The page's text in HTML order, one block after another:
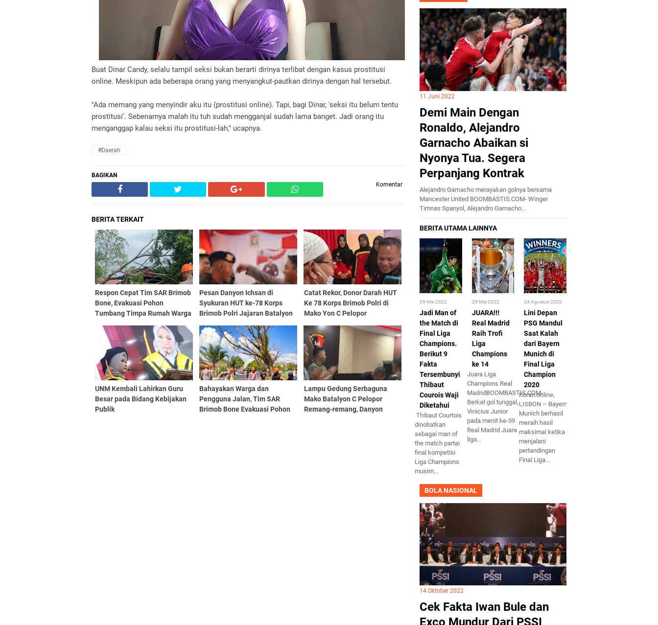
Buat Dinar Candy, selalu tampil seksi bukan berarti dirinya terlibat dengan kasus prostitusi
online. Meskipun ada beberapa orang yang menyangkut-pautkan dirinya dengan hal tersebut.
"Ada memang yang menyindir aku itu (prostitusi online). Tapi, bagi Dinar, 'seksi itu belum tentu
prostitusi'. Sebenarnya malah itu tuh sudah mengganjal sudah lama banget. Jadi orang itu
menganggap kalau seksi itu prostitusi-lah," ucapnya.
#Daerah
BAGIKAN
Komentar
BERITA TERKAIT
Respon Cepat Tim SAR Brimob
Bone, Evakuasi Pohon
Tumbang Timpa Rumah Warga
Pesan Danyon Ichsan di
Syukuran HUT ke-78 Korps
Brimob Polri Jajaran Batalyon
Catat Rekor, Donor Darah HUT
Ke 78 Korps Brimob Polri di
Mako Yon C Pelopor
UNM Kembali Lahirkan Guru
Besar pada Bidang Kebijakan
Publik
Bahayakan Warga dan
Pengguna Jalan, Tim SAR
Brimob Bone Evakuasi Pohon
Lampu Gedung Serbaguna
Mako Batalyon C Pelopor
Remang-remang, Danyon
11 Juni 2022
Demi Main Dengan
Ronaldo, Alejandro
Garnacho Abaikan si
Nyonya Tua. Segera
Perpanjang Kontrak
Alejandro Garnacho merayakan golnya bersama
Mancester United BOOMBASTIS.COM- Winger
Timnas Spanyol, Alejandro Garnacho...
29 Mei 2022
Jadi Man of
the Match di
Final Liga
Champions.
Berikut 9
Fakta
Tersembunyi
Thibaut
Courois Waji
Diketahui
Thibaut Courtois
dinobatkan
sebagai man of
the match partai
final kompetisi
Liga Champions
musim...
29 Mei 2022
JUARA!!!
Real Madrid
Raih Trofi
Liga
Champions
ke 14
Juara Liga
Champions Real
MadridBOOMBASTIS.COM-
Berkat gol tunggal,
Vinicius Junior
pada menit ke-59
Real Madrid Juara
liga...
24 Agustus 2020
Lini Depan
PSG Mandul
Saat Kalah
dari Bayern
Munich di
Final Liga
Champion
2020
Koran.online,
LISBON – Bayern
Munich berhasil
meraih hasil
maksimal ketika
menjalani
pertandingan
Final Liga...
BOLA NASIONAL
14 Oktober 2022
Cek Fakta Iwan Bule dan
Exco Mundur Dari PSSI